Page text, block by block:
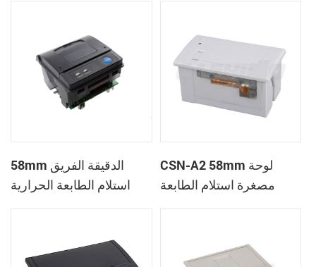
58mm الدقيقة الفريق
استلام الطابعة الحرارية
CSN-A2 58mm لوحة
مصغرة استلام الطابعة